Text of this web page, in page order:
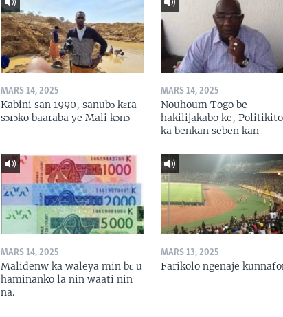
MARS 14, 2025
Kabini san 1990, sanubɔ kɛra
sɔrɔko baaraba ye Mali kɔnɔ
MARS 14, 2025
Nouhoum Togo be
hakilijakabo ke,
ka benkan seben kan
MARS 14, 2025
Malidenw ka waleya min bɛ u
haminanko la nin waati nin
na.
MARS 13, 2025
Farikolo ngenaje